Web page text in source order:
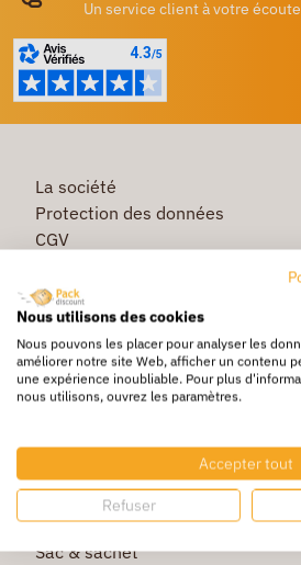
Un service client à votre écoute
La société
Protection des données
CGV
Commande rapide
Livraison
Pochette bulle & mousse
Papier bulle & rouleau mousse
Adhésif & feuillard
Film étirable & palette bois
Sac & sachet
Nous utilisons des cookies
Nous pouvons les placer pour analyser les
améliorer notre site Web, afficher un contenu
une expérience inoubliable. Pour plus
nous utilisons, ouvrez les paramètres.
Accepter tout
Refuser